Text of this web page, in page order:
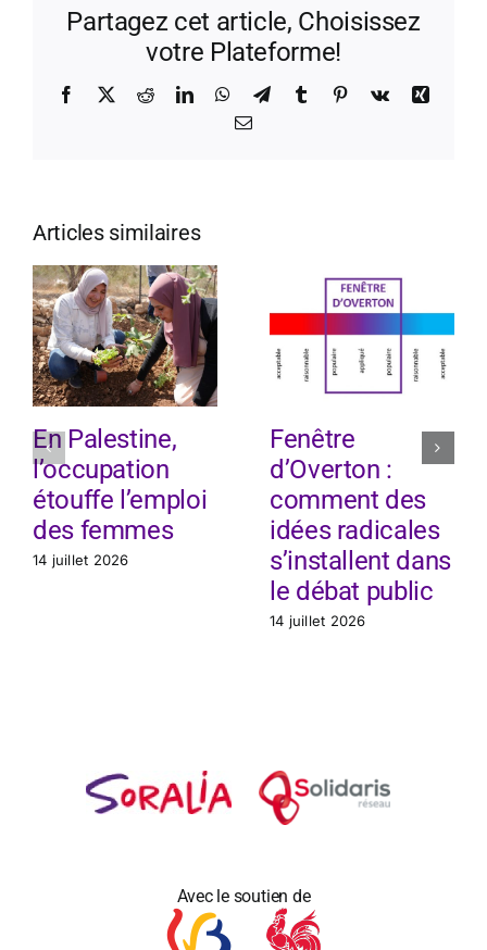
Partagez cet article, Choisissez
votre Plateforme!
Facebook
X RedditLinkedInWhatsApp
TelegramTumblr Pinterest
Vk
Xing
Email
Articles similaires
En Palestine,
l’occupation
étouffe l’emploi
des femmes
14 juillet 2026
Fenêtre
d’Overton :
comment des
idées radicales
s’installent dans
le débat public
14 juillet 2026
Avec le soutien de